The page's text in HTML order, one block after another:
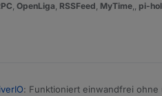
, OpenLiga, RSSFeed, MyTime,, pi-
: Funktioniert einwandfrei ohne